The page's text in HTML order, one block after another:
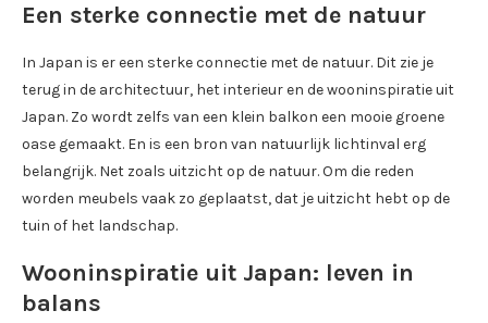
Een sterke connectie met de natuur
In Japan is er een sterke connectie met de natuur. Dit zie je
terug in de architectuur, het interieur en de wooninspiratie uit
Japan. Zo wordt zelfs van een klein balkon een mooie groene
oase gemaakt. En is een bron van natuurlijk lichtinval erg
belangrijk. Net zoals uitzicht op de natuur. Om die reden
worden meubels vaak zo geplaatst, dat je uitzicht hebt op de
tuin of het landschap.
Wooninspiratie uit Japan: leven in
balans